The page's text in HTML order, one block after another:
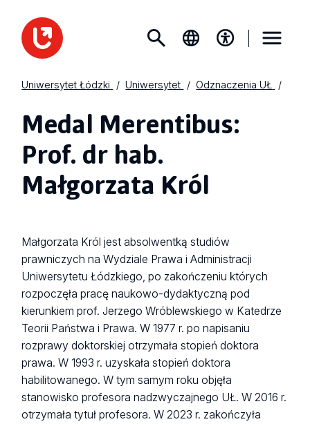
Uniwersytet Łódzki Uniwersytet Odznaczenia UŁ
Medal Merentibus:
Prof. dr hab.
Małgorzata Król
Małgorzata Król jest absolwentką studiów
prawniczych na Wydziale Prawa i Administracji
Uniwersytetu Łódzkiego, po zakończeniu których
rozpoczęła pracę naukowo-dydaktyczną pod
kierunkiem prof. Jerzego Wróblewskiego w Katedrze
Teorii Państwa i Prawa. W 1977 r. po napisaniu
rozprawy doktorskiej otrzymała stopień doktora
prawa. W 1993 r. uzyskała stopień doktora
habilitowanego. W tym samym roku objęła
stanowisko profesora nadzwyczajnego UŁ. W 2016 r.
otrzymała tytuł profesora. W 2023 r. zakończyła